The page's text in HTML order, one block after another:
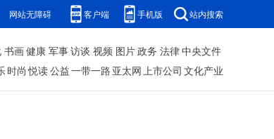
网站无障碍 客户端 手机版 站内搜索
书画健康 军事访谈 视频 图片政务 法律中央文件
时尚 悦读公益一带一路 亚太网上市公司 文化产业